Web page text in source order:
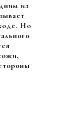
из
Но